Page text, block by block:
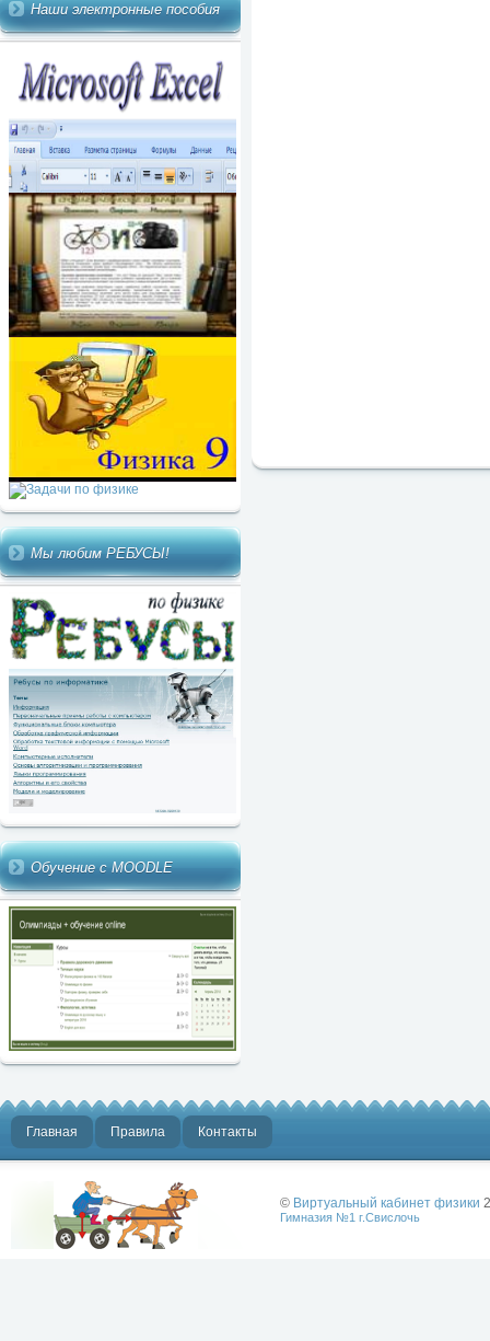
Наши электронные пособия
Мы любим РЕБУСЫ!
Обучение с MOODLE
Главная Правила Контакты
© Виртуальный кабинет физики
Гимназия №1 г.Свислочь